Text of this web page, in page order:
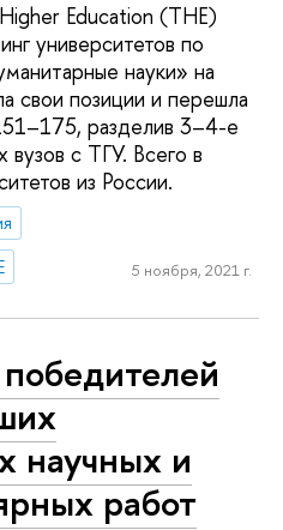
Education (THE)
университетов по
науки» на
свои позиции и перешла
разделив 3–4-е
с ТГУ. Всего в
из России.
5 ноября, 2021 г.
научных и
работ